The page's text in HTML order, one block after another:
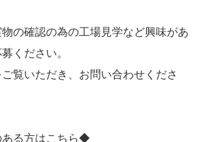
の確認の為の工場見学など興味があ
ください。
覧いただき、お問い合わせくださ
る方はこちら◆